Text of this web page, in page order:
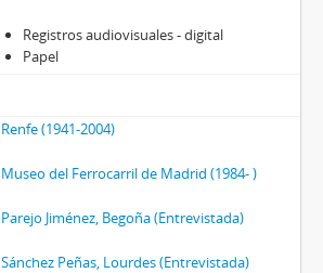
Registros audiovisuales - digital
Papel
Renfe (1941-2004)
Museo del Ferrocarril de Madrid (1984- )
Parejo Jiménez, Begoña (Entrevistada)
Sánchez Peñas, Lourdes (Entrevistada)